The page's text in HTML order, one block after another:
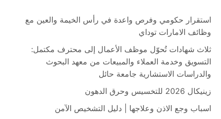
استقرار حكومي وفرص واعدة في رأس الخيمة والعين مع
وظائف الامارات توداي
ثلاث شهادات تُحوّل موظف الأعمال إلى محترف مكتمل:
التسويق وخدمة العملاء والمبيعات من معهد البحوث
والدراسات الاستشارية جامعة حائل
زينيكال 2026 للتخسيس وحرق الدهون
اسباب وجع الاذن وعلاجها | دليل التشخيص الآمن